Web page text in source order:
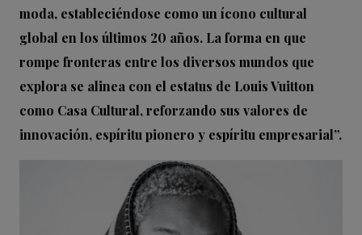
moda, estableciéndose como un ícono cultural
global en los últimos 20 años. La forma en que
rompe fronteras entre los diversos mundos que
explora se alinea con el estatus de Louis Vuitton
como Casa Cultural, reforzando sus valores de
innovación, espíritu pionero y espíritu empresarial”.